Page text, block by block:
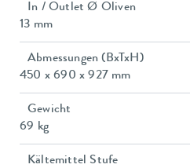
In / Outlet Ø Oliven
13 mm
Abmessungen (BxTxH)
450 x 690 x 927 mm
Gewicht
69 kg
Kältemittel Stufe